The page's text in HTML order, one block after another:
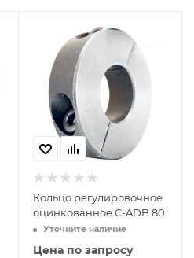
Кольцо регулировочное
оцинкованное C-ADB 80
Уточните наличие
Цена по запросу